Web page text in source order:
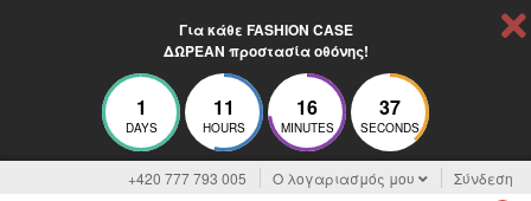
Για κάθε FASHION CASE
ΔΩΡΕΑΝ προστασία οθόνης!
1
DAYS
11
HOURS
16
MINUTES
36
SECONDS
+420 777 793 005 Ο λογαριασμός μου Σύνδεση